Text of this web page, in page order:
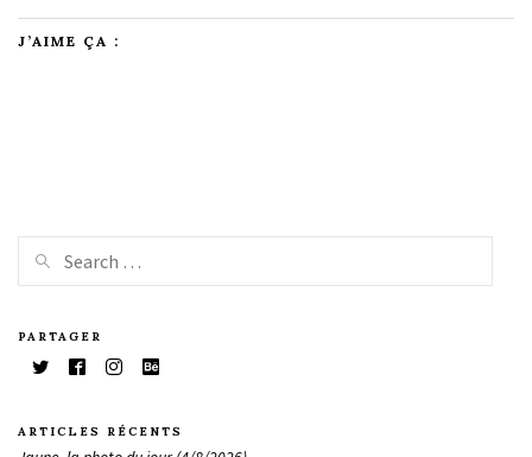
J’AIME ÇA :
PARTAGER
ARTICLES RÉCENTS